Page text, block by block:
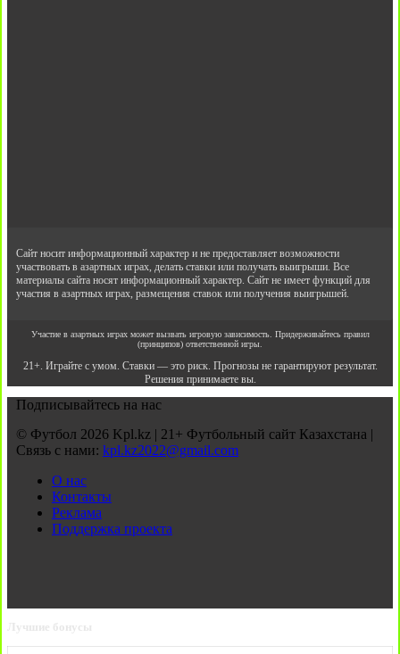
Сайт носит информационный характер и не предоставляет возможности
участвовать в азартных играх, делать ставки или получать выигрыши. Все
материалы сайта носят информационный характер. Сайт не имеет функций для
участия в азартных играх, размещения ставок или получения выигрышей.
Участие в азартных играх может вызвать игровую зависимость. Придерживайтесь правил
(принципов) ответственной игры.
21+. Играйте с умом. Ставки — это риск. Прогнозы не гарантируют результат.
Решения принимаете вы.
Подписывайтесь на нас
© Футбол 2026 Kpl.kz | 21+ Футбольный сайт Казахстана |
Связь с нами: kpl.kz2022@gmail.com
О нас
Контакты
Реклама
Поддержка проекта
Лучшие бонусы